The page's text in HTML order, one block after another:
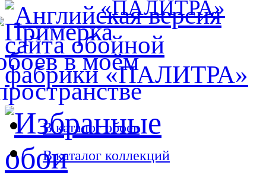
В каталог обоев
В каталог коллекций